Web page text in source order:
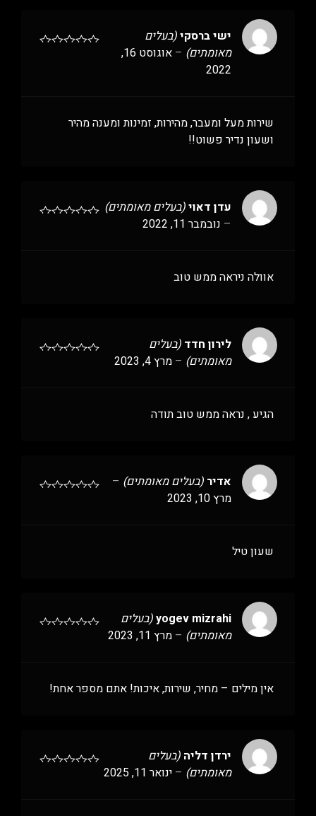
ישי ברסקי(בעלים
מאומתים) –
אוגוסט 16,
2022
שירות מעל ומעבר, מהירות, זמינות ומענה מהיר
ושעון נדיר פשוט!!
עדן דאוי(בעלים מאומתים)
– נובמבר 11, 2022
אוולה ניראה ממש טוב
לירון חדד (בעלים
מאומתים) – מרץ 4, 2023
הגיע , נראה ממש טוב תודה
אדיר (בעלים מאומתים) –
מרץ 10, 2023
שעון טיל
yogev mizrahi(בעלים
מאומתים) – מרץ 11, 2023
אין מילים – מחיר, שירות, איכות! אתם מספר אחת!
ירדן דליה (בעלים
מאומתים) – ינואר 11, 2025